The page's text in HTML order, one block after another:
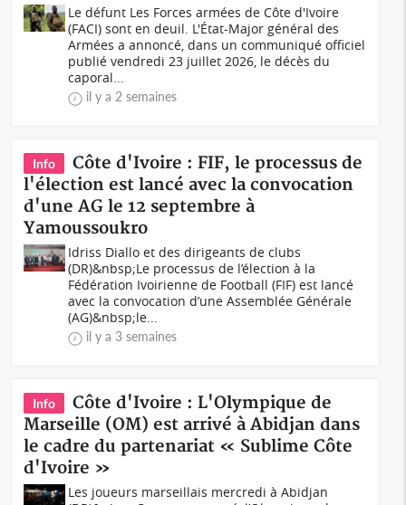
Le défunt Les Forces armées de Côte d'Ivoire
(FACI) sont en deuil. L'État-Major général des
Armées a annoncé, dans un communiqué officiel
publié vendredi 23 juillet 2026, le décès du
caporal...
il y a 2 semaines
Info
Côte d'Ivoire : FIF, le processus de
l'élection est lancé avec la convocation
d'une AG le 12 septembre à
Yamoussoukro
Idriss Diallo et des dirigeants de clubs
(DR)&nbsp;Le processus de l’élection à la
Fédération Ivoirienne de Football (FIF) est lancé
avec la convocation d’une Assemblée Générale
(AG)&nbsp;le...
il y a 3 semaines
Info
Côte d'Ivoire : L'Olympique de
Marseille (OM) est arrivé à Abidjan dans
le cadre du partenariat « Sublime Côte
d'Ivoire »
Les joueurs marseillais mercredi à Abidjan